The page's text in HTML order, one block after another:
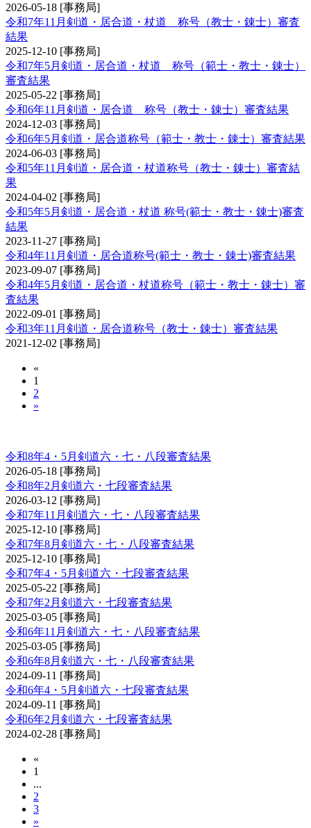
2026-05-18 [事務局]
令和7年11月剣道・居合道・杖道 称号（教士・錬士）審査
結果
2025-12-10 [事務局]
令和7年5月剣道・居合道・杖道 称号（範士・教士・錬士）
審査結果
2025-05-22 [事務局]
令和6年11月剣道・居合道 称号（教士・錬士）審査結果
2024-12-03 [事務局]
令和6年5月剣道・居合道称号（範士・教士・錬士）審査結果
2024-06-03 [事務局]
令和5年11月剣道・居合道・杖道称号（教士・錬士）審査結
果
2024-04-02 [事務局]
令和5年5月剣道・居合道・杖道 称号(範士・教士・錬士)審査
結果
2023-11-27 [事務局]
令和4年11月剣道・居合道称号(範士・教士・錬士)審査結果
2023-09-07 [事務局]
令和4年5月剣道・居合道・杖道称号（範士・教士・錬士）審
査結果
2022-09-01 [事務局]
令和3年11月剣道・居合道称号（教士・錬士）審査結果
2021-12-02 [事務局]
«
1
2
»
令和8年4・5月剣道六・七・八段審査結果
2026-05-18 [事務局]
令和8年2月剣道六・七段審査結果
2026-03-12 [事務局]
令和7年11月剣道六・七・八段審査結果
2025-12-10 [事務局]
令和7年8月剣道六・七・八段審査結果
2025-12-10 [事務局]
令和7年4・5月剣道六・七段審査結果
2025-05-22 [事務局]
令和7年2月剣道六・七段審査結果
2025-03-05 [事務局]
令和6年11月剣道六・七・八段審査結果
2025-03-05 [事務局]
令和6年8月剣道六・七・八段審査結果
2024-09-11 [事務局]
令和6年4・5月剣道六・七段審査結果
2024-09-11 [事務局]
令和6年2月剣道六・七段審査結果
2024-02-28 [事務局]
«
1
...
2
3
»